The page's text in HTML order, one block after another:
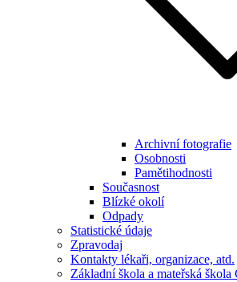
Archivní fotografie
Osobnosti
Pamětihodnosti
Současnost
Blízké okolí
Odpady
Statistické údaje
Zpravodaj
Kontakty lékaři, organizace, atd.
Základní škola a mateřská škola